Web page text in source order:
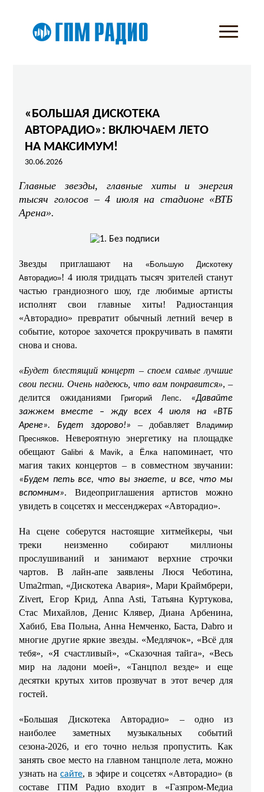
«БОЛЬШАЯ ДИСКОТЕКА
АВТОРАДИО»: ВКЛЮЧАЕМ ЛЕТО
НА МАКСИМУМ!
30.06.2026
Главные звезды, главные хиты и энергия
тысяч голосов – 4 июля на стадионе «ВТБ
Арена».
Звезды приглашают на «Большую Дискотеку
Авторадио»! 4 июля тридцать тысяч зрителей станут
частью грандиозного шоу, где любимые артисты
исполнят свои главные хиты! Радиостанция
«Авторадио» превратит обычный летний вечер в
событие, которое захочется прокручивать в памяти
снова и снова.
«Будет блестящий концерт – споем самые лучшие
свои песни. Очень надеюсь, что вам понравится», –
делится ожиданиями
Григорий Лепс. «Давайте
зажжем вместе – жду всех 4 июля на «ВТБ
Арене». Будет здорово!» – добавляет
Владимир
Пресняков. Невероятную энергетику на площадке
обещают Galibri & Mavik, а Ёлканапоминает, что
магия таких концертов – в совместном звучании:
«Будем петь все, что вы знаете, и все, что мы
вспомним». Видеоприглашения артистов можно
увидеть в соцсетях и мессенджерах «Авторадио».
На сцене соберутся настоящие хитмейкеры, чьи
треки неизменно собирают миллионы
прослушиваний и занимают верхние строчки
чартов. В лайн-апе заявлены Люся Чеботина,
Uma2rman, «Дискотека Авария», Мари Краймбрери,
Zivert, Егор Крид, Anna Asti, Татьяна Куртукова,
Стас Михайлов, Денис Клявер, Диана Арбенина,
Хабиб, Ева Польна, Анна Немченко, Баста, Dabro и
многие другие яркие звезды. «Медлячок», «Всё для
тебя», «Я счастливый», «Сказочная тайга», «Весь
мир на ладони моей», «Танцпол везде» и еще
десятки крутых хитов прозвучат в этот вечер для
гостей.
«Большая Дискотека Авторадио» – одно из
наиболее заметных музыкальных событий
сезона-2026, и его точно нельзя пропустить. Как
занять свое место на главном танцполе лета, можно
узнать насайте, в эфире и соцсетях «Авторадио» (в
составе ГПМ Радио входит в «Газпром-Медиа